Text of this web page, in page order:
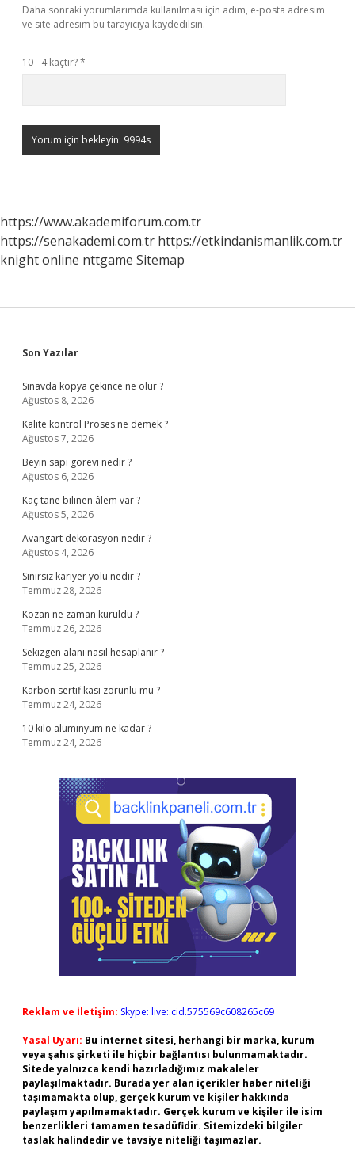
Daha sonraki yorumlarımda kullanılması için adım, e-posta adresim
ve site adresim bu tarayıcıya kaydedilsin.
10 - 4 kaçtır?*
https://www.akademiforum.com.tr
https://senakademi.com.tr https://etkindanismanlik.com.tr
knight online nttgame Sitemap
Sidebar
Son Yazılar
Sınavda kopya çekince ne olur ?
Ağustos 8, 2026
Kalite kontrol Proses ne demek ?
Ağustos 7, 2026
Beyin sapı görevi nedir ?
Ağustos 6, 2026
Kaç tane bilinen âlem var ?
Ağustos 5, 2026
Avangart dekorasyon nedir ?
Ağustos 4, 2026
Sınırsız kariyer yolu nedir ?
Temmuz 28, 2026
Kozan ne zaman kuruldu ?
Temmuz 26, 2026
Sekizgen alanı nasıl hesaplanır ?
Temmuz 25, 2026
Karbon sertifikası zorunlu mu ?
Temmuz 24, 2026
10 kilo alüminyum ne kadar ?
Temmuz 24, 2026
Reklam ve İletişim: Skype: live:.cid.575569c608265c69
Yasal Uyarı: Bu internet sitesi, herhangi bir marka, kurum
veya şahıs şirketi ile hiçbir bağlantısı bulunmamaktadır.
Sitede yalnızca kendi hazırladığımız makaleler
paylaşılmaktadır. Burada yer alan içerikler haber niteliği
taşımamakta olup, gerçek kurum ve kişiler hakkında
paylaşım yapılmamaktadır. Gerçek kurum ve kişiler ile isim
benzerlikleri tamamen tesadüfidir. Sitemizdeki bilgiler
taslak halindedir ve tavsiye niteliği taşımazlar.